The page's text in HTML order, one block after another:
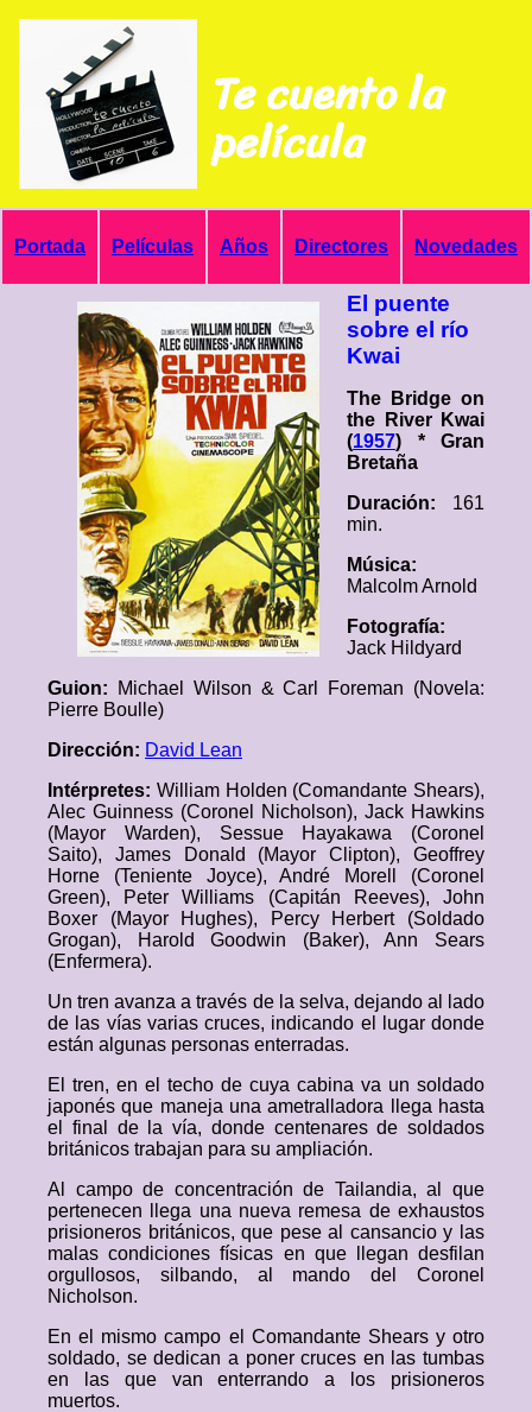
Te cuento la
película
Portada Películas Años Directores Novedades
El puente
sobre el río
Kwai
The Bridge on
the River Kwai
(1957) * Gran
Bretaña
Duración: 161
min.
Música:
Malcolm Arnold
Fotografía:
Jack Hildyard
Guion:
Michael Wilson & Carl Foreman (Novela:
Pierre Boulle)
Dirección: David Lean
Intérpretes: William Holden (Comandante Shears),
Alec Guinness (Coronel Nicholson), Jack Hawkins
(Mayor Warden), Sessue Hayakawa (Coronel
Saito), James Donald (Mayor Clipton), Geoffrey
Horne (Teniente Joyce), André Morell (Coronel
Green), Peter Williams (Capitán Reeves), John
Boxer (Mayor Hughes), Percy Herbert (Soldado
Grogan), Harold Goodwin (Baker), Ann Sears
(Enfermera).
Un tren avanza a través de la selva, dejando al lado
de las vías varias cruces, indicando el lugar donde
están algunas personas enterradas.
El tren, en el techo de cuya cabina va un soldado
japonés que maneja una ametralladora llega hasta
el final de la vía, donde centenares de soldados
británicos trabajan para su ampliación.
Al campo de concentración de Tailandia, al que
pertenecen llega una nueva remesa de exhaustos
prisioneros británicos, que pese al cansancio y las
malas condiciones físicas en que llegan desfilan
orgullosos, silbando, al mando del Coronel
Nicholson.
En el mismo campo el Comandante Shears y otro
soldado, se dedican a poner cruces en las tumbas
en las que van enterrando a los prisioneros
muertos.